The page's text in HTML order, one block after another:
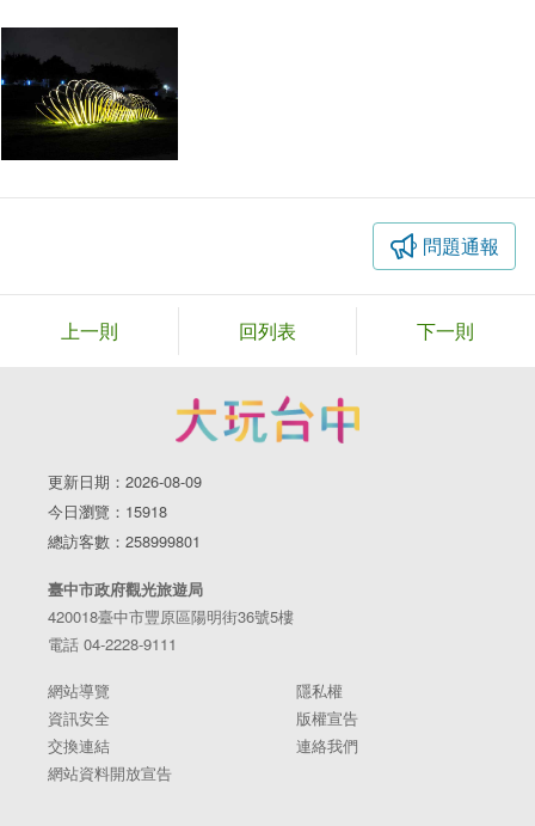
問題通報
上一則 回列表 下一則
更新日期：2026-08-09
今日瀏覽：15918
總訪客數：258999801
臺中市政府觀光旅遊局
420018臺中市豐原區陽明街36號5樓
電話 04-2228-9111
網站導覽
隱私權
資訊安全
版權宣告
交換連結
連絡我們
網站資料開放宣告